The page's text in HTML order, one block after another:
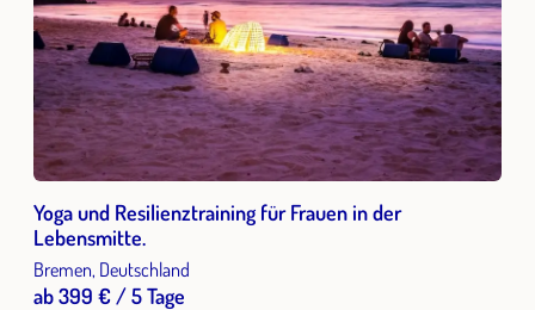
Yoga und Resilienztraining für Frauen in der
Lebensmitte.
Bremen, Deutschland
ab 399 € / 5 Tage